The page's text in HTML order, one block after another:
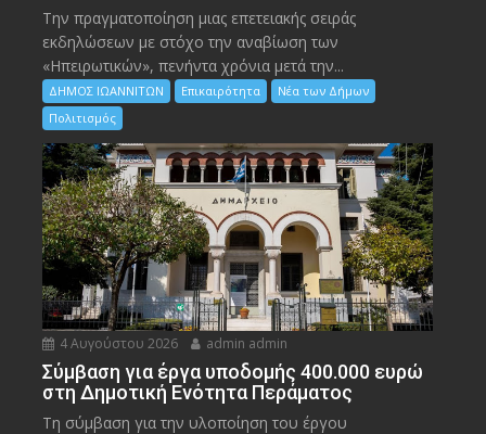
Την πραγματοποίηση μιας επετειακής σειράς
εκδηλώσεων με στόχο την αναβίωση των
«Ηπειρωτικών», πενήντα χρόνια μετά την...
ΔΗΜΟΣ ΙΩΑΝΝΙΤΩΝ Επικαιρότητα
Νέα των Δήμων
Πολιτισμός
4 Αυγούστου 2026 admin admin
Σύμβαση για έργα υποδομής 400.000 ευρώ
στη Δημοτική Ενότητα Περάματος
Τη σύμβαση για την υλοποίηση του έργου